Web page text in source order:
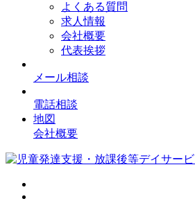
よくある質問
求人情報
会社概要
代表挨拶
メール相談
電話相談
地図
会社概要